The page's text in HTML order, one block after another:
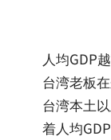
人均GDP
台湾老板
台湾本土
着人均